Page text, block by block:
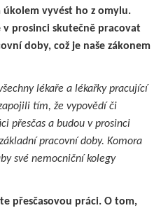
úkolem vyvést ho z omylu.
v prosinci skutečně pracovat
doby, což je naše zákonem
lékaře a lékařky pracující
tím, že vypovědí či
přesčas a budou v prosinci
pracovní doby. Komora
své nemocniční kolegy
přesčasovou práci. O tom,